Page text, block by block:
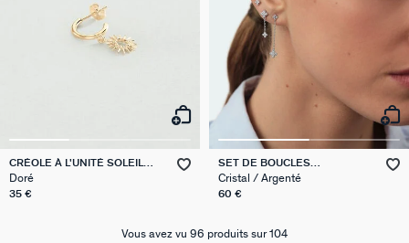
CRÉOLE À L'UNITÉ SOLEIL
MIX & MATCH
Doré
35 €
SET DE BOUCLES
D'OREILLES BELOVED MIX &
MATCH
Cristal / Argenté
60 €
Vous avez vu 96 produits sur 104